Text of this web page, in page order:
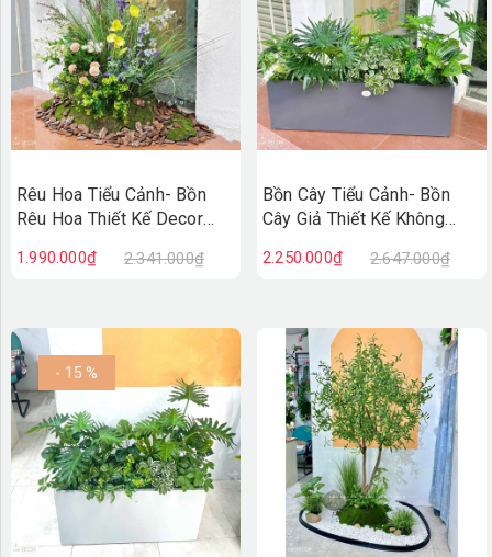
Rêu Hoa Tiểu Cảnh- Bồn
Rêu Hoa Thiết Kế Decor
(30X40X75cm)- RC131
1.990.000₫ 2.341.000₫
Bồn Cây Tiểu Cảnh- Bồn
Cây Giả Thiết Kế Không
(120X50X90CM) - BC243
2.250.000₫ 2.647.000₫
- 15 %